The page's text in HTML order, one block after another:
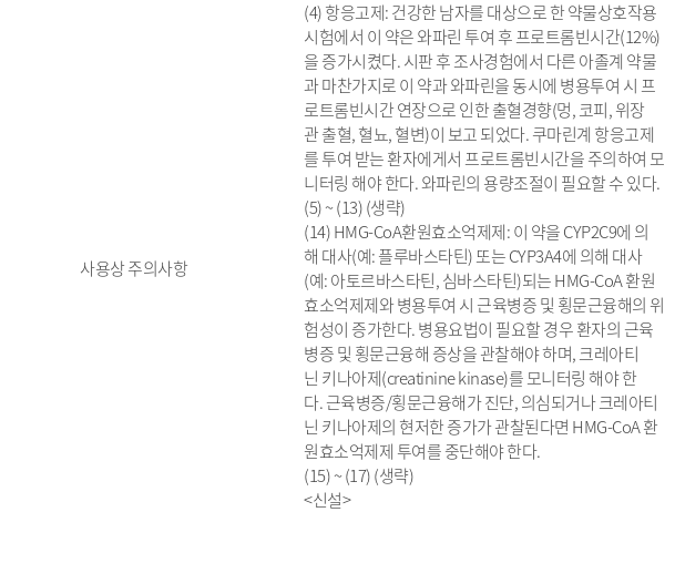
사용상 주의사항
(4) 항응고제: 건강한 남자를 대상으로 한 약물상호작용
시험에서 이 약은 와파린 투여 후 프로트롬빈시간(12%)
을 증가시켰다. 시판 후 조사경험에서 다른 아졸계 약물
과 마찬가지로 이 약과 와파린을 동시에 병용투여 시 프
로트롬빈시간 연장으로 인한 출혈경향(멍, 코피, 위장
관 출혈, 혈뇨, 혈변)이 보고 되었다. 쿠마린계 항응고제
를 투여 받는 환자에게서 프로트롬빈시간을 주의하여 모
니터링 해야 한다. 와파린의 용량조절이 필요할 수 있다.
(5) ~ (13) (생략)
(14) HMG-CoA환원효소억제제: 이 약을 CYP2C9에 의
해 대사(예: 플루바스타틴) 또는 CYP3A4에 의해 대사
(예: 아토르바스타틴, 심바스타틴)되는 HMG-CoA 환원
효소억제제와 병용투여 시 근육병증 및 횡문근융해의 위
험성이 증가한다. 병용요법이 필요할 경우 환자의 근육
병증 및 횡문근융해 증상을 관찰해야 하며, 크레아티
닌 키나아제(creatinine kinase)를 모니터링 해야 한
다. 근육병증/횡문근융해가 진단, 의심되거나 크레아티
닌 키나아제의 현저한 증가가 관찰된다면 HMG-CoA 환
원효소억제제 투여를 중단해야 한다.
(15) ~ (17) (생략)
<신설>